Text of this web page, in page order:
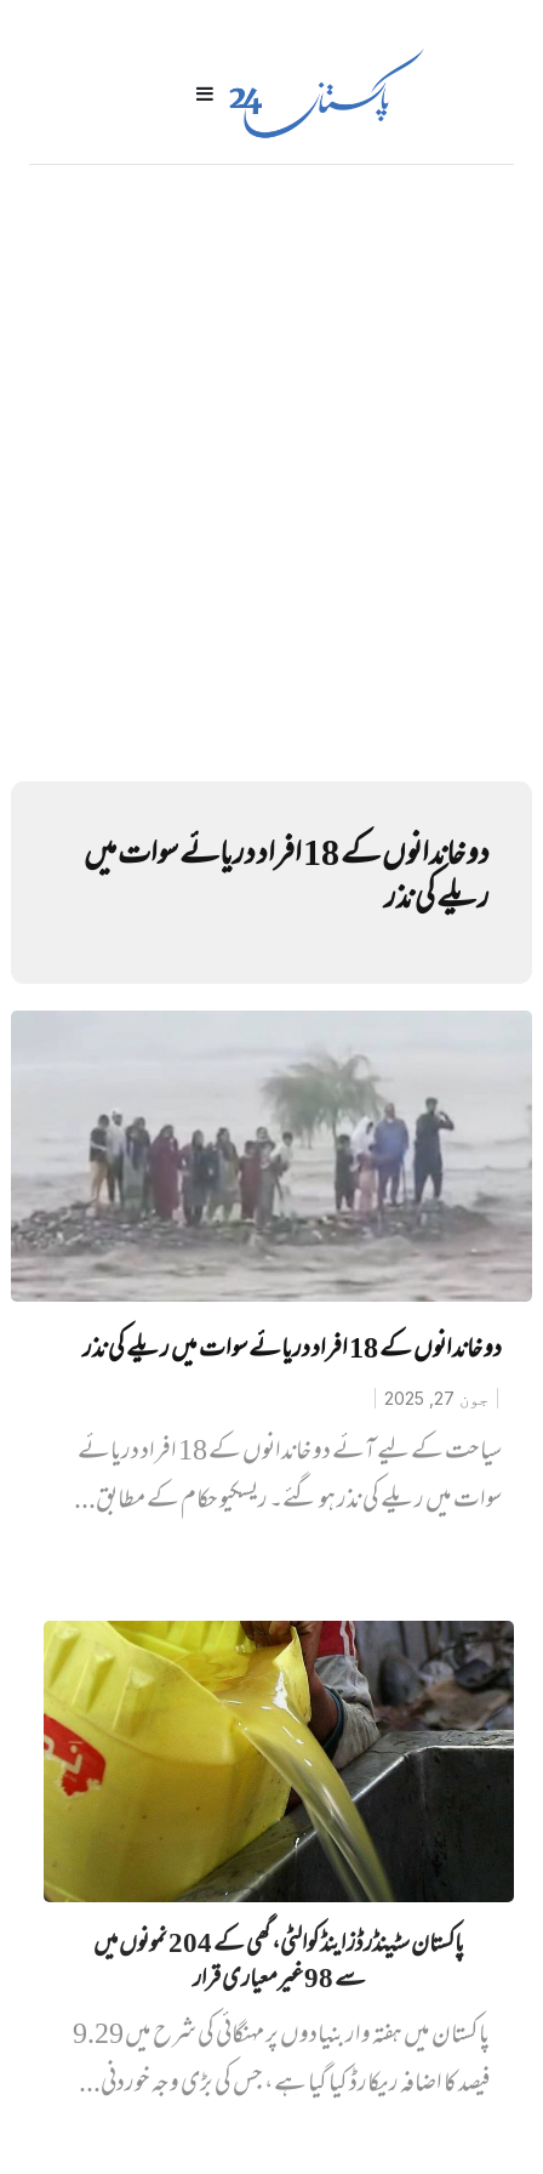
دو خاندانوں کے 18 افراد دریائے سوات میں
ریلے کی نذر
دو خاندانوں کے 18 افراد دریائے سوات میں ریلے کی نذر
جون 27, 2025
سیاحت کے لیے آئے دو خاندانوں کے 18 افراد دریائے
سوات میں ریلے کی نذر ہو گئے۔ ریسکیو حکام کے مطابق...
پاکستان سٹینڈرڈز اینڈ کوالٹی، گھی کے 204 نمونوں میں‌
سے 98 غیرمعیاری قرار
پاکستان میں ہفتہ وار بنیادوں پر مہنگائی کی شرح میں 9.29
فیصد کا اضافہ ریکارڈ کیا گیا ہے، جس کی بڑی وجہ خوردنی...